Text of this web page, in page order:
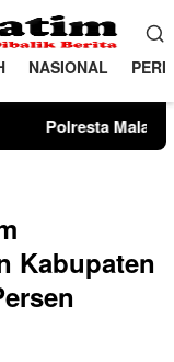
NASIONAL
Kota Gelar Bakkes
Kabupaten